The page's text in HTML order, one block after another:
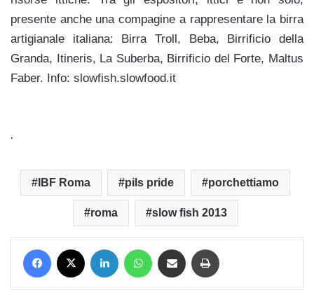
presente anche una compagine a rappresentare la birra
artigianale italiana: Birra Troll, Beba, Birrificio della
Granda, Itineris, La Suberba, Birrificio del Forte, Maltus
Faber. Info: slowfish.slowfood.it
.
IBF Roma pils pride porchettiamo
roma slow fish 2013
Facebook LinkedIn WhatsApp Condividi via mail